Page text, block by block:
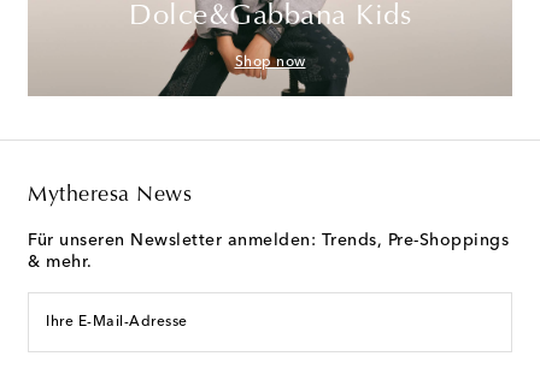
Dolce&Gabbana Kids
Shop now
Mytheresa News
Für unseren Newsletter anmelden: Trends, Pre-Shoppings
& mehr.
Ihre E-Mail-Adresse